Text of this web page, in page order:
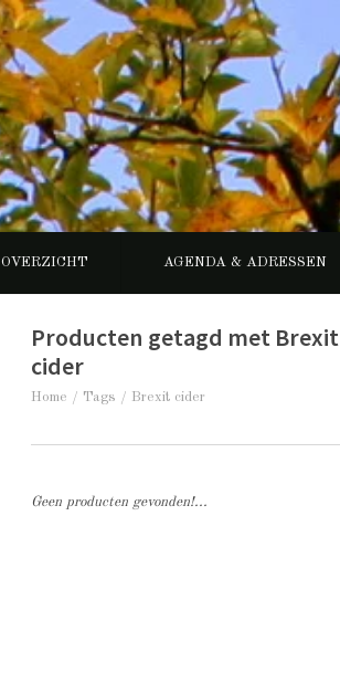
OVERZICHT AGENDA & ADRESSEN
Producten getagd met Brexit
cider
Home / Tags / Brexit cider
Geen producten gevonden!...